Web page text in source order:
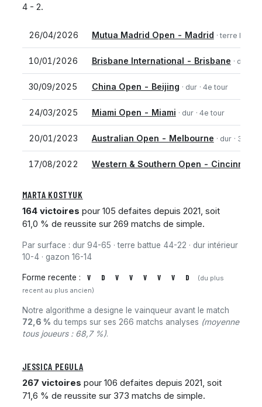
4 - 2.
26/04/2026 Mutua Madrid Open - Madrid · terre battue
10/01/2026 Brisbane International - Brisbane · dur
30/09/2025 China Open - Beijing · dur · 4e tour
24/03/2025 Miami Open - Miami · dur · 4e tour
20/01/2023 Australian Open - Melbourne · dur · 3e tour
17/08/2022 Western & Southern Open - Cincinnati
MARTA KOSTYUK
164 victoires pour 105 defaites depuis 2021, soit
61,0 % de reussite sur 269 matchs de simple.
Par surface : dur 94-65 · terre battue 44-22 · dur intérieur
10-4 · gazon 16-14
Forme recente : V D V V V V V D
(du plus
recent au plus ancien)
Notre algorithme a designe le vainqueur avant le match
72,6 % du temps sur ses 266 matchs analyses (moyenne
tous joueurs : 68,7 %).
JESSICA PEGULA
267 victoires pour 106 defaites depuis 2021, soit
71,6 % de reussite sur 373 matchs de simple.